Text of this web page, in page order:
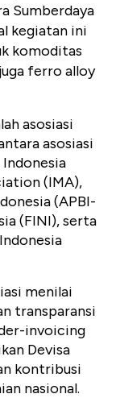
Sumberdaya
kegiatan ini
komoditas
ferro alloy
asosiasi
asosiasi
Indonesia
(IMA),
(APBI-
(FINI), serta
menilai
transparansi
invoicing
Devisa
kontribusi
nasional.